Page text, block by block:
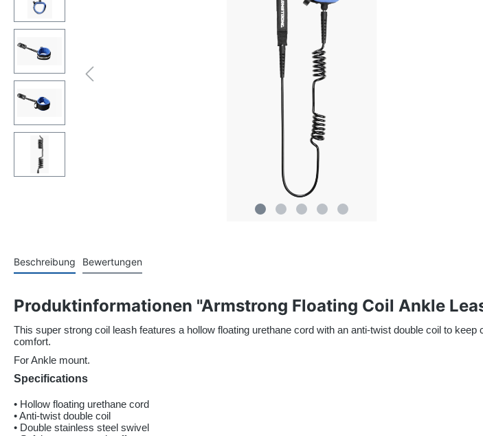
Beschreibung Bewertungen
Produktinformationen "Armstrong Floating Coil Ankle
This super strong coil leash features a hollow floating urethane cord with an anti-twist double coil to
comfort.
For Ankle mount.
Specifications
• Hollow floating urethane cord
• Anti-twist double coil
• Double stainless steel swivel